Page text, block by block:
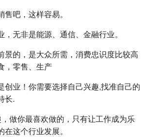
吧，这样容易。
，无非是能源、通信、金融行业。
景的，是大众所需，消费忠识度比较高
，零售、生产
创业！你需要选择自己兴趣,找准自己的
长.
做你最喜欢做的，只有让工作成为乐
这个行业发展。